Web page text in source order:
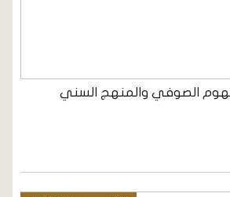
الصوفي والمنهج السني